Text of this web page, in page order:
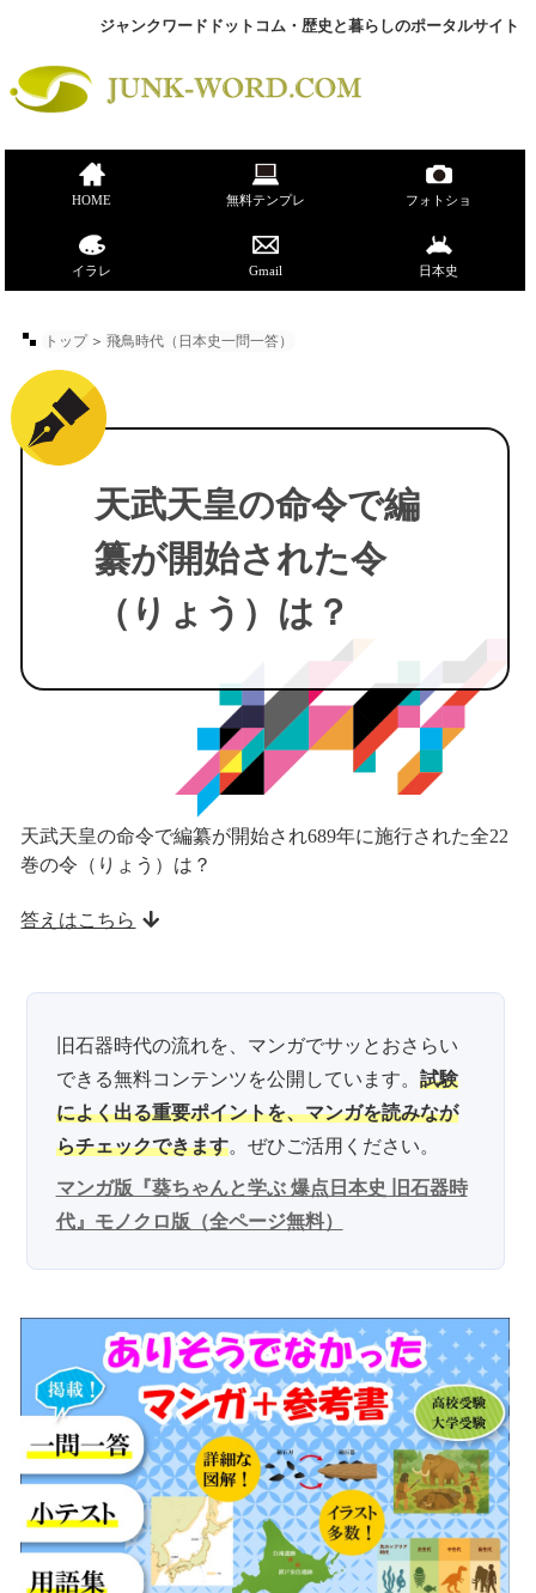
ジャンクワードドットコム・歴史と暮らしのポータルサイト
HOME 無料テンプレ フォトショ
イラレ Gmail 日本史
トップ ＞ 飛鳥時代（日本史一問一答）
天武天皇の命令で編
纂が開始された令
（りょう）は？
天武天皇の命令で編纂が開始され689年に施行された全22
巻の令（りょう）は？
答えはこちら
旧石器時代の流れを、マンガでサッとおさらい
できる無料コンテンツを公開しています。 試験
によく出る重要ポイントを、マンガを読みなが
らチェックできます。ぜひご活用ください。
マンガ版『葵ちゃんと学ぶ 爆点日本史 旧石器時
代』モノクロ版（全ページ無料）